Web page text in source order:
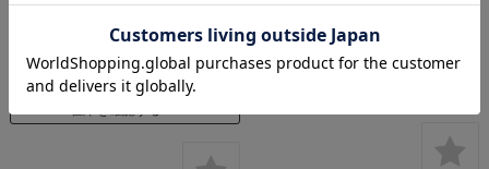
【こねこ便420対応】後藤文
¥1,500 (税込 ¥1,650)
川村晃弘 浅鉢７寸
¥7,000(税込 ¥7,700)